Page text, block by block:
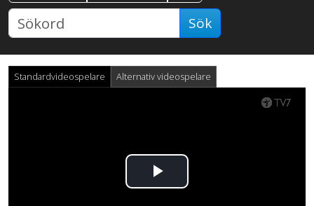
Sök
Standardvideospelare Alternativ videospelare
Spela